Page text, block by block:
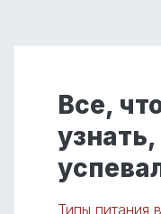
Все,
Типы питания